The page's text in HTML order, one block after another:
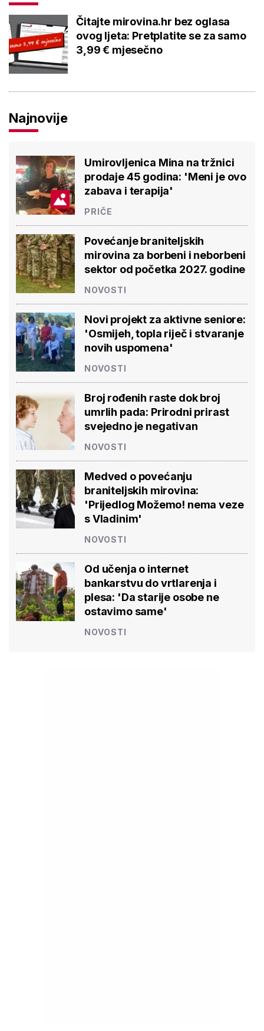
Čitajte mirovina.hr bez oglasa
ovog ljeta: Pretplatite se za samo
3,99 € mjesečno
Najnovije
Umirovljenica Mina na tržnici
prodaje 45 godina: 'Meni je ovo
zabava i terapija'
PRIČE
Povećanje braniteljskih
mirovina za borbeni i neborbeni
sektor od početka 2027. godine
NOVOSTI
Novi projekt za aktivne seniore:
'Osmijeh, topla riječ i stvaranje
novih uspomena'
NOVOSTI
Broj rođenih raste dok broj
umrlih pada: Prirodni prirast
svejedno je negativan
NOVOSTI
Medved o povećanju
braniteljskih mirovina:
'Prijedlog Možemo! nema veze
s Vladinim'
NOVOSTI
Od učenja o internet
bankarstvu do vrtlarenja i
plesa: 'Da starije osobe ne
ostavimo same'
NOVOSTI